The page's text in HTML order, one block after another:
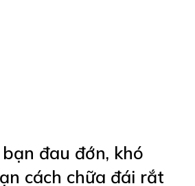
đau đớn, khó
cách chữa đái rắt